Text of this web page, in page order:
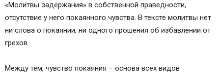
«Молитвы задержания» в собственной праведности,
отсутствие у него покаянного чувства. В тексте молитвы нет
ни слова о покаянии, ни одного прошения об избавлении от
грехов.
Между тем, чувство покаяния – основа всех видов